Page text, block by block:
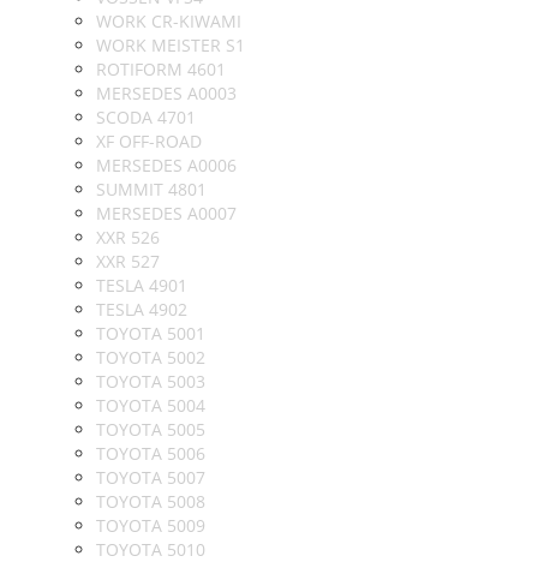
WORK CR-KIWAMI
WORK MEISTER S1
ROTIFORM 4601
MERSEDES A0003
SCODA 4701
XF OFF-ROAD
MERSEDES A0006
SUMMIT 4801
MERSEDES A0007
XXR 526
XXR 527
TESLA 4901
TESLA 4902
TOYOTA 5001
TOYOTA 5002
TOYOTA 5003
TOYOTA 5004
TOYOTA 5005
TOYOTA 5006
TOYOTA 5007
TOYOTA 5008
TOYOTA 5009
TOYOTA 5010